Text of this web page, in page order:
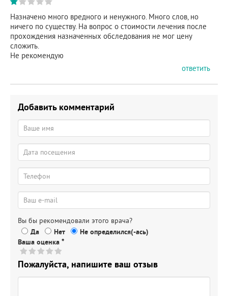
Назначено много вредного и ненужного. Много слов, но
ничего по существу. На вопрос о стоимости лечения после
прохождения назначенных обследования не мог цену
сложить.
Не рекомендую
ответить
Добавить комментарий
Вы бы рекомендовали этого врача?
Да
Нет
Не определился(-ась)
Ваша оценка *
Пожалуйста, напишите ваш отзыв